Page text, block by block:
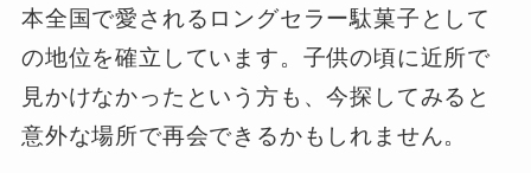
本全国で愛されるロングセラー駄菓子として
の地位を確立しています。子供の頃に近所で
見かけなかったという方も、今探してみると
意外な場所で再会できるかもしれません。